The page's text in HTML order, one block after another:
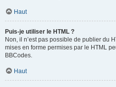
Haut
Puis-je utiliser le HTML ?
Non, il n’est pas possible de publier du
mises en forme permises par le HTML
BBCodes.
Haut